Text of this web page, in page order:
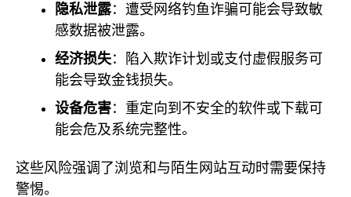
隐私泄露：遭受网络钓鱼诈骗可能会导致敏
感数据被泄露。
经济损失：陷入欺诈计划或支付虚假服务可
能会导致金钱损失。
设备危害：重定向到不安全的软件或下载可
能会危及系统完整性。
这些风险强调了浏览和与陌生网站互动时需要保持
警惕。